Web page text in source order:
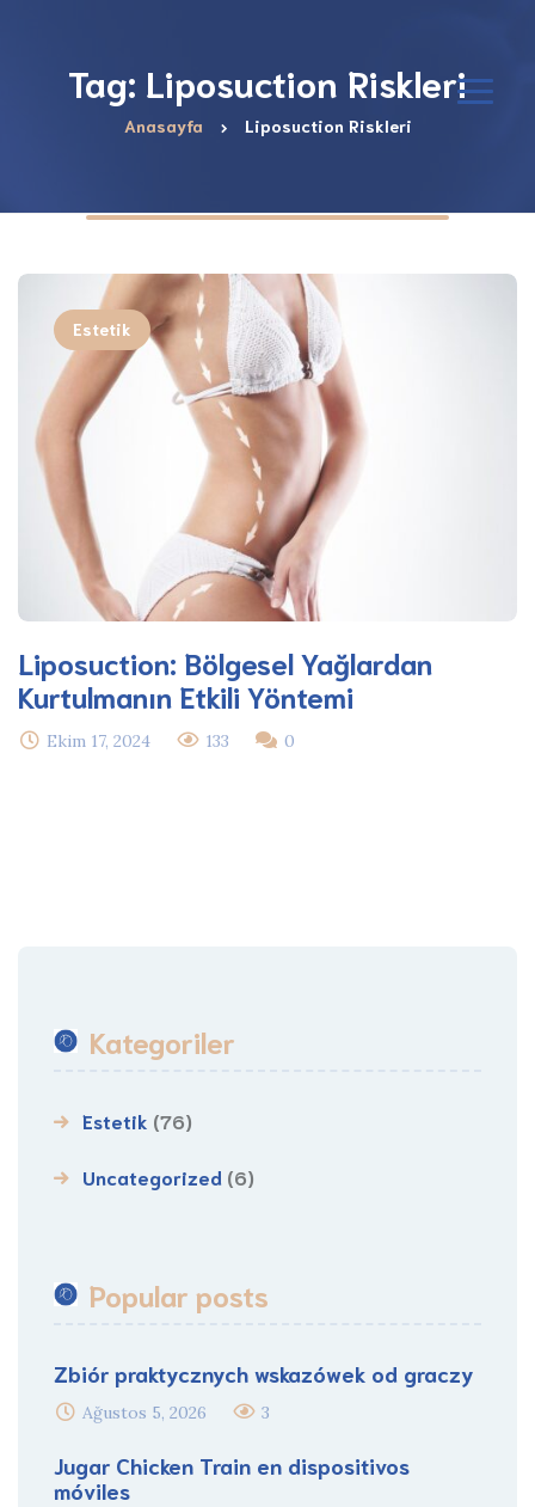
Tag: Liposuction Riskleri
Anasayfa Liposuction Riskleri
Estetik
Liposuction: Bölgesel Yağlardan
Kurtulmanın Etkili Yöntemi
Ekim 17, 2024 133 0
Kategoriler
Estetik (76)
Uncategorized (6)
Popular posts
Zbiór praktycznych wskazówek od graczy
Ağustos 5, 2026 3
Jugar Chicken Train en dispositivos
móviles